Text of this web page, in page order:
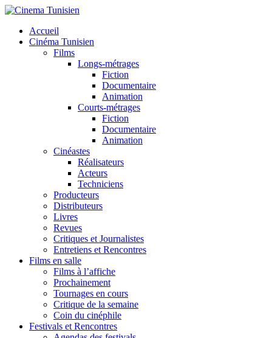
Accueil
Cinéma Tunisien
Films
Longs-métrages
Fiction
Documentaire
Animation
Courts-métrages
Fiction
Documentaire
Animation
Cinéastes
Réalisateurs
Acteurs
Techniciens
Producteurs
Distributeurs
Livres
Revues
Critiques et Journalistes
Entretiens et Rencontres
Films en salle
Films à l’affiche
Prochainement
Tournages en cours
Critique de la semaine
Coin du cinéphile
Festivals et Rencontres